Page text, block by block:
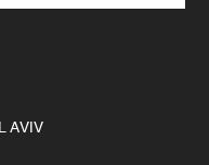
AVIV